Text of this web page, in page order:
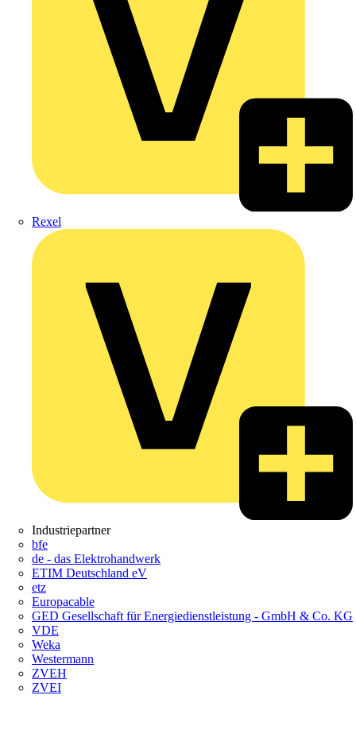
Rexel
Industriepartner
bfe
de - das Elektrohandwerk
ETIM Deutschland eV
etz
Europacable
GED Gesellschaft für Energiedienstleistung - GmbH & Co. KG
VDE
Weka
Westermann
ZVEH
ZVEI